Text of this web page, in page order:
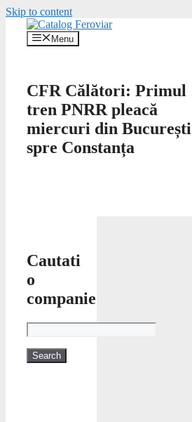
Skip to content
Menu
CFR Călători: Primul
tren PNRR pleacă
miercuri din București
spre Constanța
Cautati
o
companie